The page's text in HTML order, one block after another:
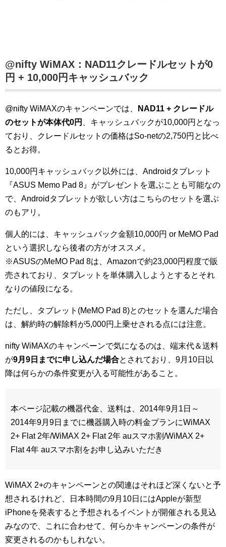
@nifty WiMAX：NAD11クレードルセットが0
円 + 10,000円キャッシュバック
@nifty WiMAXのキャンペーンでは、
NAD11 + クレードル
のセットが本体代0円
、キャッシュバックが10,000円となっ
ており、クレードルセットの価格はSo-netの2,750円と比べ
るとお得。
10,000円キャッシュバック以外には、Androidタブレット
『ASUS Memo Pad 8』がプレゼントを選ぶことも可能なの
で、Androidタブレットが欲しい方はこちらのセットを選ぶ
のもアリ。
個人的には、キャッシュバック金額10,000円 or MeMO Pad
という選択しなら後者の方がオススメ。
※ASUSのMeMO Pad 8は、Amazonで約23,000円程度で販
売されており、タブレットを単体購入しようとするとそれ
なりの値段になる。
ただし、タブレット(MeMO Pad 8)とのセットを選んだ場合
は、解約時の解除料が5,000円上乗せされる点には注意。
nifty WiMAXのキャンペーンで気になるのは、端末代＆送料
が9月9日までに申し込んだ場合とされており、9月10日以
降は何らかの条件変更が入る可能性があること。
本ページ記載の機器代金、送料は、2014年9月1日～
2014年9月9日までに機器購入時の料金プランにWiMAX
2+ Flat 2年/WiMAX 2+ Flat 2年 auスマホ割/WiMAX 2+
Flat 4年 auスマホ割をお申し込みいただき
WiMAX 2+のキャンペーンとの関連はそれほど深くないと予
想されるけれど、日本時間の9月10日にはAppleが新型
iPhoneを発表すると予想されるイベントが開催される見込
みなので、これに合わせて、何らかキャンペーンの条件が
変更されるのかもしれない。